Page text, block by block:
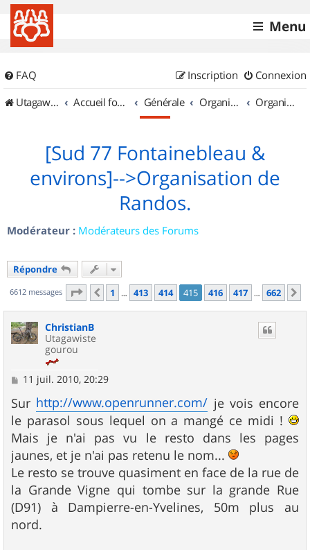
Menu
FAQ Connexion
Inscription
UtagawaVTT (Randos VTT et VTTAE avec traces GPS)
Accueil forum Générale Organisation de sorties & Recherche de partenaires Organisation de sorties en région Île de France
[Sud 77 Fontainebleau &
environs]-->Organisation de
Randos.
Modérateur : Modérateurs des Forums
Répondre
6612 messages Page 415 sur662
Précédent
1 … 413 414 415 416 417 … 662
ChristianB
Utagawiste
gourou
M
s
s
a
g
e
11 juil. 2010, 20:29
Sur http://www.openrunner.com/ je vois encore
le parasol sous lequel on a mangé ce midi !
Mais je n'ai pas vu le resto dans les pages
jaunes, et je n'ai pas retenu le nom...
Le resto se trouve quasiment en face de la rue de
la Grande Vigne qui tombe sur la grande Rue
(D91) à Dampierre-en-Yvelines, 50m plus au
nord.